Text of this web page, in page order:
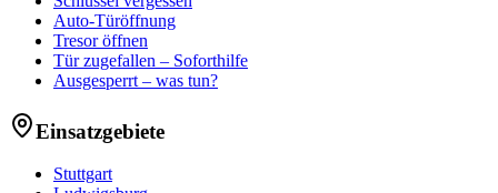
Auto-Türöffnung
Tresor öffnen
Tür zugefallen – Soforthilfe
Ausgesperrt – was tun?
Einsatzgebiete
Stuttgart